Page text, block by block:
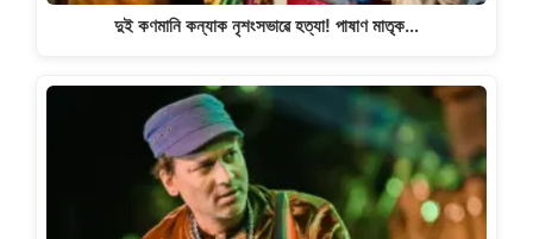
দুই কণমানি কন্যাক নৃশংসভাৱে হত্যা! পাষাণ মাতৃক…